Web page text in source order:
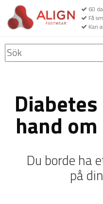
60
Få
Kan
hand
Du borde ha
på